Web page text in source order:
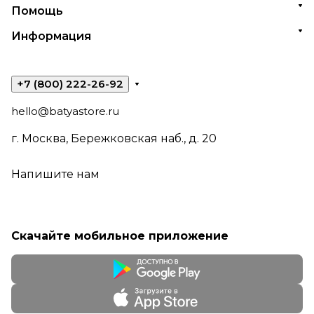
Помощь
Информация
+7 (800) 222-26-92
hello@batyastore.ru
г. Москва, Бережковская наб., д. 20
Напишите нам
Скачайте мобильное приложение